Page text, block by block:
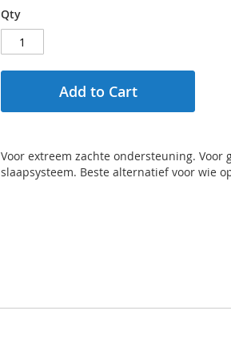
Qty
Add to Cart
Voor extreem zachte ondersteuning.
slaapsysteem. Beste alternatief voor wie